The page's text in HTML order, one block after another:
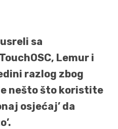
sa
Lemur i
razlog zbog
nešto što koristite
osjećaj’ da